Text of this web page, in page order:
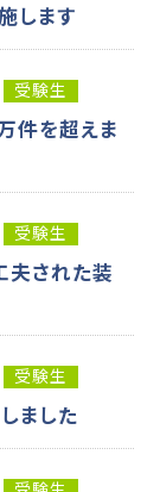
します
受験生
件を超えま
受験生
夫された装
受験生
ました